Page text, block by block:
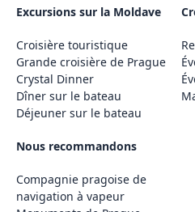
Excursions sur la Moldave
Croisière touristique
Grande croisière de Prague
Crystal Dinner
Dîner sur le bateau
Déjeuner sur le bateau
Nous recommandons
Compagnie pragoise de
navigation à vapeur